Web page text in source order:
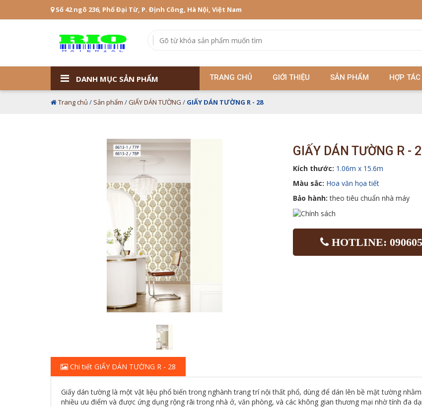
Số 42 ngõ 236, Phố Đại Từ, P. Định Công, Hà Nội, Việt Nam
DANH MỤC SẢN PHẨM TRANG CHỦ GIỚI THIỆU SẢN PHẨM HỢP
Trang chủ / Sản phẩm /GIẤY DÁN TƯỜNG / GIẤY DÁN TƯỜNG R - 28
GIẤY DÁN TƯỜNG R -
Kích thước: 1.06m x 15.6m
Màu sắc: Hoa văn họa tiết
Bảo hành:theo tiêu chuẩn nhà máy
HOTLINE:
Chi tiết GIẤY DÁN TƯỜNG R - 28
Giấy dán tường là một vật liệu phổ biến trong nghành trang trí nội thất phổ, dùng để dán lên bề mặt tường
nhiều ưu điểm và được ứng dụng rộng rãi trong nhà ở, văn phòng, và các không gian thương mại nhờ tính đa